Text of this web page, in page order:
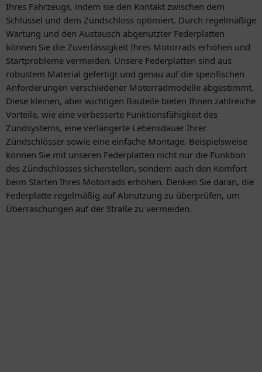
Ihres Fahrzeugs, indem sie den Kontakt zwischen dem
Schlüssel und dem Zündschloss optimiert. Durch regelmäßige
Wartung und den Austausch abgenutzter Federplatten
können Sie die Zuverlässigkeit Ihres Motorrads erhöhen und
Startprobleme vermeiden. Unsere Federplatten sind aus
robustem Material gefertigt und genau auf die spezifischen
Anforderungen verschiedener Motorradmodelle abgestimmt.
Diese kleinen, aber wichtigen Bauteile bieten Ihnen zahlreiche
Vorteile, wie eine verbesserte Funktionsfähigkeit des
Zündsystems, eine verlängerte Lebensdauer Ihrer
Zündschlösser sowie eine einfache Montage. Beispielsweise
können Sie mit unseren Federplatten nicht nur die Funktion
des Zündschlosses sicherstellen, sondern auch den Komfort
beim Starten Ihres Motorrads erhöhen. Denken Sie daran, die
Federplatte regelmäßig auf Abnutzung zu überprüfen, um
Überraschungen auf der Straße zu vermeiden.